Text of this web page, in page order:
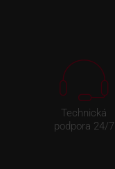
Technická
podpora 24/7